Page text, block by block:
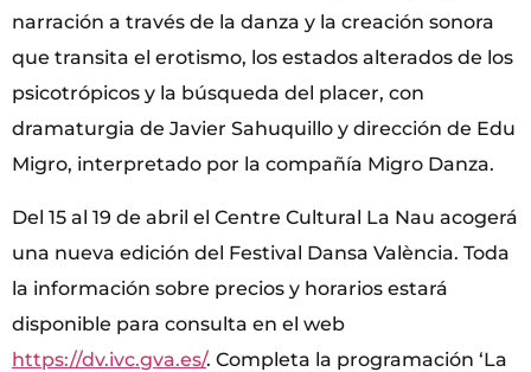
narración a través de la danza y la creación sonora
que transita el erotismo, los estados alterados de los
psicotrópicos y la búsqueda del placer, con
dramaturgia de Javier Sahuquillo y dirección de Edu
Migro, interpretado por la compañía Migro Danza.
Del 15 al 19 de abril el Centre Cultural La Nau acogerá
una nueva edición del Festival Dansa València. Toda
la información sobre precios y horarios estará
disponible para consulta en el web
https://dv.ivc.gva.es/. Completa la programación ‘La